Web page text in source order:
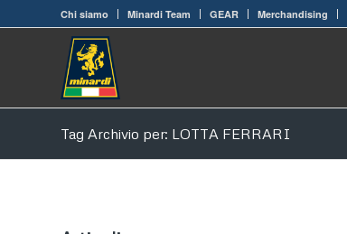
Chi siamo Minardi Team GEAR Merchandising
Tag Archivio per: LOTTA FERRARI